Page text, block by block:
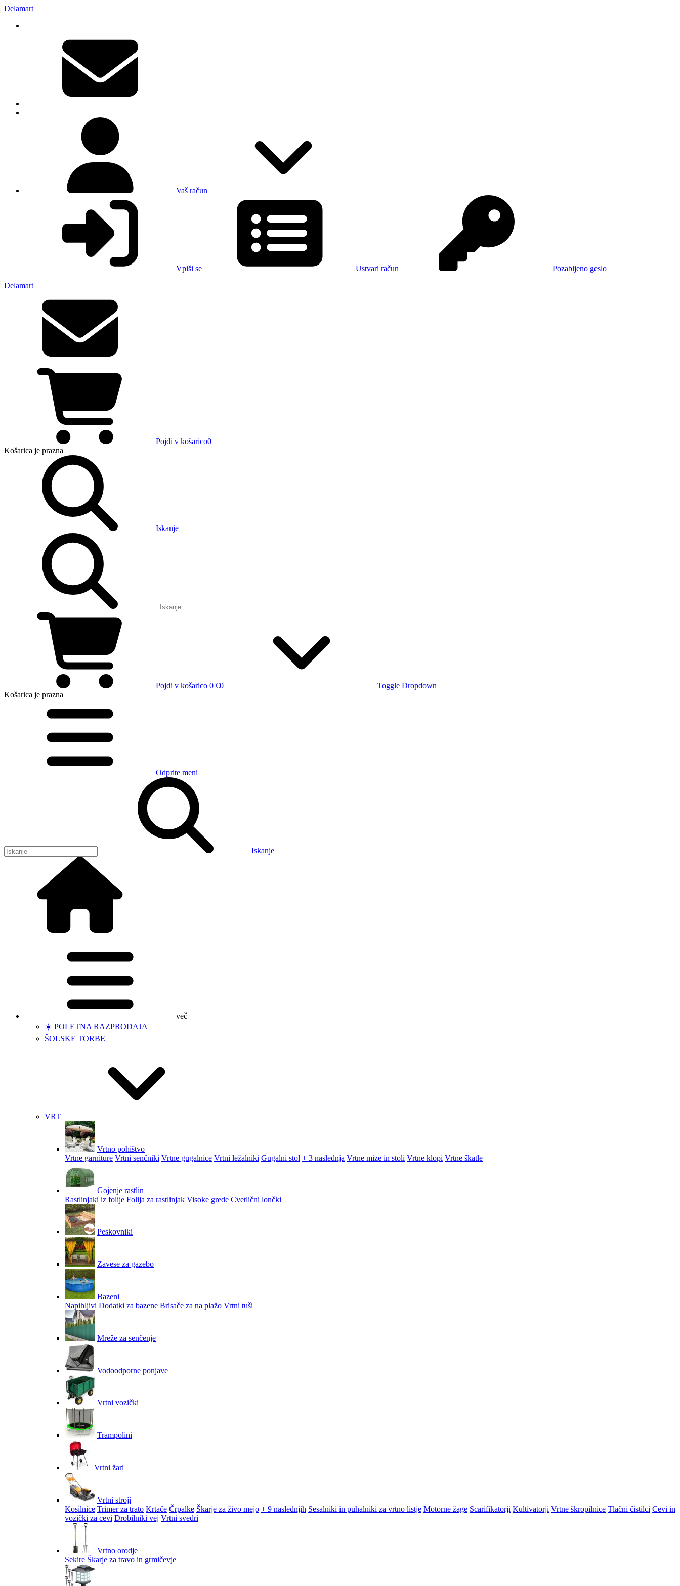
Delamart
Vaš račun
Vpiši se Ustvari račun
Pozabljeno geslo
Delamart
Pojdi v košarico0
Košarica je prazna
Iskanje
Pojdi v košarico 0 €0
Toggle Dropdown
Košarica je prazna
Odprite meni
Iskanje
več
☀️ POLETNA RAZPRODAJA
ŠOLSKE TORBE
VRT
Vrtno pohištvo
Vrtne garniture Vrtni senčniki Vrtne gugalnice Vrtni ležalniki Gugalni stol + 3 naslednja Vrtne mize in stoli Vrtne klopi Vrtne škatle
Gojenje rastlin
Rastlinjaki iz folije Folija za rastlinjak Visoke grede Cvetlični lončki
Peskovniki
Zavese za gazebo
Bazeni
Napihljivi Dodatki za bazene Brisače za na plažo Vrtni tuši
Mreže za senčenje
Vodoodporne ponjave
Vrtni vozički
Trampolini
Vrtni žari
Vrtni stroji
Kosilnice Trimer za trato Krtače Črpalke Škarje za živo mejo + 9 naslednjih Sesalniki in puhalniki za vrtno listje Motorne žage Scarifikatorji Kultivatorji Vrtne škropilnice Tlačni čistilci Cevi in
vozički za cevi Drobilniki vej Vrtni svedri
Vrtno orodje
Sekire Škarje za travo in grmičevje